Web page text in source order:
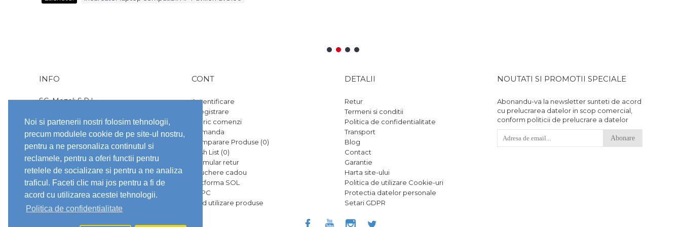
Noi si partenerii nostri folosim tehnologii,
precum modulele cookie de pe site-ul nostru,
pentru a ne personaliza continutul si
reclamele, pentru a oferi functii pentru
retelele de socializare si pentru a ne analiza
traficul. Faceti clic mai jos pentru a fi de
acord cu utilizarea acestei tehnologii.
Politica de confidentialitate
1
2 3 4
INFO
SC. Mozeli S.R.L
Nr. ord. reg. com.: J23/2102/2024
str. 1 Decembrie, nr. 165, vila 2
Tunari, Ilfov
office@laptopware.ro
0741752451
Brandurile prezentate pe site sunt
marci inregistrate ale proprietarilor lor.
Toate preturile afisate pe site sunt
exprimate in LEI.
CONT
Autentificare
Înregistrare
Istoric comenzi
Comanda
Comparare Produse (0)
Wish List (0)
Formular retur
Vouchere cadou
Platforma SOL
ANPC
Ghid utilizare produse
DETALII
Retur
Termeni si conditii
Politica de confidentialitate
Transport
Blog
Contact
Garantie
Harta site-ului
Politica de utilizare Cookie-uri
Protectia datelor personale
Setari GDPR
NOUTATI SI PROMOTII SPECIALE
Abonandu-va la newsletter sunteti de acord
cu prelucrarea datelor in scop comercial,
conform politicii de prelucrare a datelor
Abonare